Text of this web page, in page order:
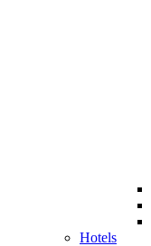
Hotels